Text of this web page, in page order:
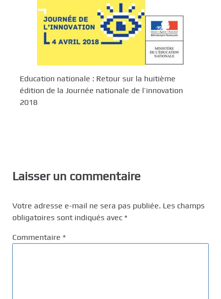
Education nationale : Retour sur la huitième
édition de la Journée nationale de l’innovation
2018
Laisser un commentaire
Votre adresse e-mail ne sera pas publiée. Les champs
obligatoires sont indiqués avec *
Commentaire *